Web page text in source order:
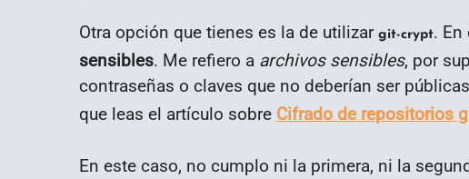
Otra opción que tienes es la de utilizar git-crypt. En
sensibles. Me refiero a archivos sensibles, por
contraseñas o claves que no deberían ser
que leas el artículo sobre Cifrado de repositorios
En este caso, no cumplo ni la primera, ni la